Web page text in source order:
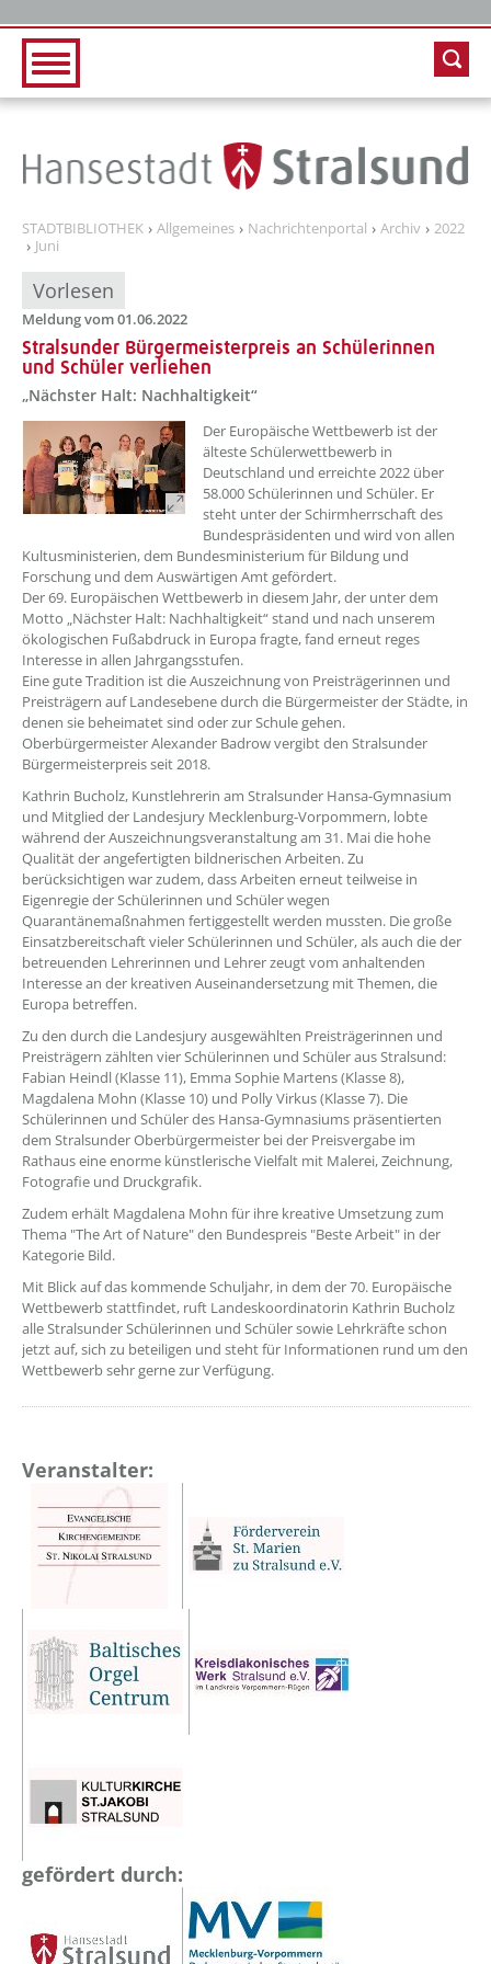
STADTBIBLIOTHEK Allgemeines Nachrichtenportal Archiv
2022
Juni
Vorlesen
Meldung vom 01.06.2022
Stralsunder Bürgermeisterpreis an Schülerinnen
und Schüler verliehen
„Nächster Halt: Nachhaltigkeit“
??? absaetzeOben[1]/titel ???
Der Europäische Wettbewerb ist der
älteste Schülerwettbewerb in
Deutschland und erreichte 2022 über
58.000 Schülerinnen und Schüler. Er
steht unter der Schirmherrschaft des
Bundespräsidenten und wird von allen
Kultusministerien, dem Bundesministerium für Bildung und
Forschung und dem Auswärtigen Amt gefördert.
Der 69. Europäischen Wettbewerb in diesem Jahr, der unter dem
Motto „Nächster Halt: Nachhaltigkeit“ stand und nach unserem
ökologischen Fußabdruck in Europa fragte, fand erneut reges
Interesse in allen Jahrgangsstufen.
Eine gute Tradition ist die Auszeichnung von Preisträgerinnen und
Preisträgern auf Landesebene durch die Bürgermeister der Städte, in
denen sie beheimatet sind oder zur Schule gehen.
Oberbürgermeister Alexander Badrow vergibt den Stralsunder
Bürgermeisterpreis seit 2018.
Kathrin Bucholz, Kunstlehrerin am Stralsunder Hansa-Gymnasium
und Mitglied der Landesjury Mecklenburg-Vorpommern, lobte
während der Auszeichnungsveranstaltung am 31. Mai die hohe
Qualität der angefertigten bildnerischen Arbeiten. Zu
berücksichtigen war zudem, dass Arbeiten erneut teilweise in
Eigenregie der Schülerinnen und Schüler wegen
Quarantänemaßnahmen fertiggestellt werden mussten. Die große
Einsatzbereitschaft vieler Schülerinnen und Schüler, als auch die der
betreuenden Lehrerinnen und Lehrer zeugt vom anhaltenden
Interesse an der kreativen Auseinandersetzung mit Themen, die
Europa betreffen.
Zu den durch die Landesjury ausgewählten Preisträgerinnen und
Preisträgern zählten vier Schülerinnen und Schüler aus Stralsund:
Fabian Heindl (Klasse 11), Emma Sophie Martens (Klasse 8),
Magdalena Mohn (Klasse 10) und Polly Virkus (Klasse 7). Die
Schülerinnen und Schüler des Hansa-Gymnasiums präsentierten
dem Stralsunder Oberbürgermeister bei der Preisvergabe im
Rathaus eine enorme künstlerische Vielfalt mit Malerei, Zeichnung,
Fotografie und Druckgrafik.
Zudem erhält Magdalena Mohn für ihre kreative Umsetzung zum
Thema "The Art of Nature" den Bundespreis "Beste Arbeit" in der
Kategorie Bild.
Mit Blick auf das kommende Schuljahr, in dem der 70. Europäische
Wettbewerb stattfindet, ruft Landeskoordinatorin Kathrin Bucholz
alle Stralsunder Schülerinnen und Schüler sowie Lehrkräfte schon
jetzt auf, sich zu beteiligen und steht für Informationen rund um den
Wettbewerb sehr gerne zur Verfügung.
Veranstalter:
gefördert durch: